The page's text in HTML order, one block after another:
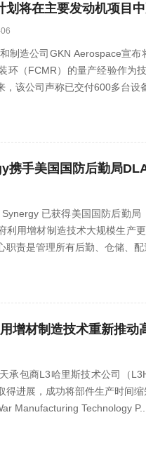
将在主要发动机项目
造公司GKN Aerospace宣布
环（FCMR）的量产经验作
该公司声称已交付600多台设
已获得美国国防后勤
利用增材制造技术大规模生
职责是管理所有后勤、仓储、
增材制造技术重新推动
包商L3哈里斯技术公司（
得进展，成功将部件生产时间
Manufacturing Technology P...